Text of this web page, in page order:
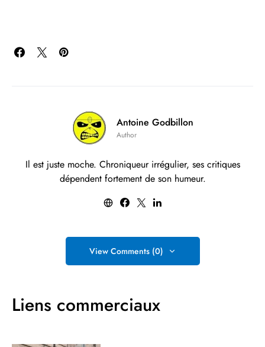
Antoine Godbillon
Author
Il est juste moche. Chroniqueur irrégulier, ses critiques
dépendent fortement de son humeur.
View Comments (0)
Liens commerciaux